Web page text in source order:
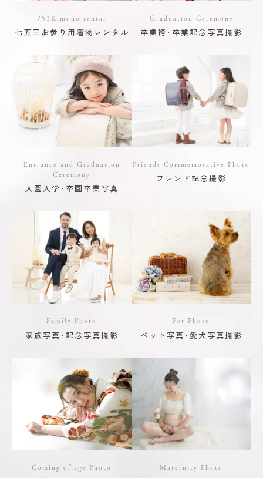
753Kimono rental
七五三お参り用着物レンタル
Graduation Ceremony
卒業袴･卒業記念写真撮影
Entrance and Graduation
Ceremony
入園入学･卒園卒業写真
Friends Commemorative Photo
フレンド記念撮影
Family Photo
家族写真･記念写真撮影
Pet Photo
ペット写真･愛犬写真撮影
Coming of age Photo Maternity Photo